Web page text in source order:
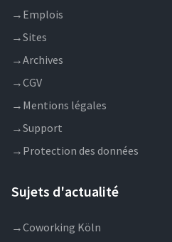
→ Emplois
→Sites
→Archives
→CGV
→ Mentions légales
→Support
→ Protection des données
Sujets d'actualité
→Coworking Köln